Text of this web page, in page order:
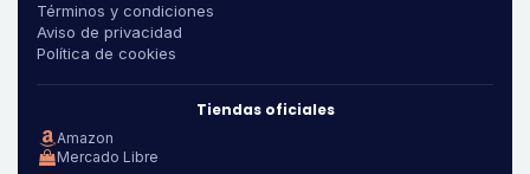
Términos y condiciones
Aviso de privacidad
Política de cookies
Tiendas oficiales
Amazon
Mercado Libre